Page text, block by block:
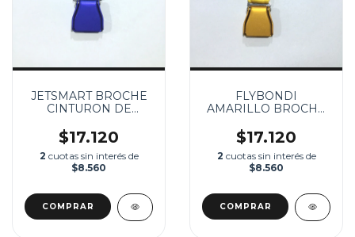
JETSMART BROCHE
CINTURON DE
$17.120
2 cuotas sin interés de
$8.560
FLYBONDI
AMARILLO BROCHE
SEGURIDAD
$17.120
2 cuotas sin interés de
$8.560